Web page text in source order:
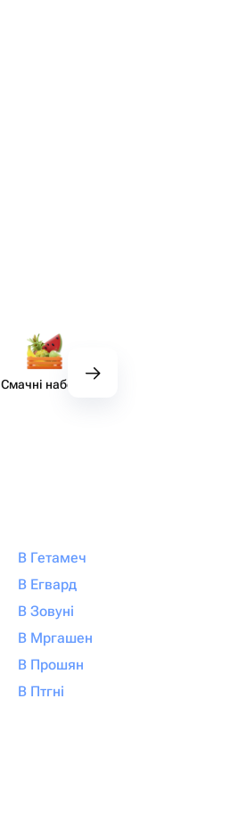
Смачні набори
В Гетамеч
В Егвард
В Зовуні
В Мргашен
В Прошян
В Птгні